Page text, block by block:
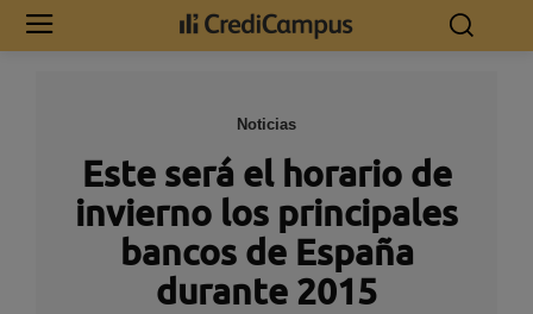
Noticias
Este será el horario de
invierno los principales
bancos de España
durante 2015